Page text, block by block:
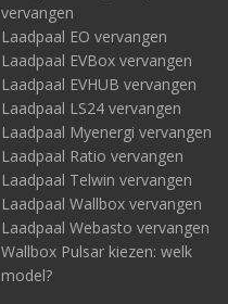
vervangen
Laadpaal EO vervangen
Laadpaal EVBox vervangen
Laadpaal EVHUB vervangen
Laadpaal LS24 vervangen
Laadpaal Myenergi vervangen
Laadpaal Ratio vervangen
Laadpaal Telwin vervangen
Laadpaal Wallbox vervangen
Laadpaal Webasto vervangen
Wallbox Pulsar kiezen: welk
model?